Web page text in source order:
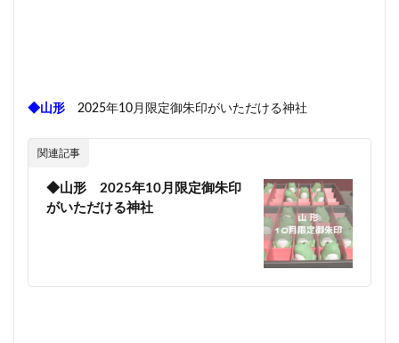
◆山形 2025年10月限定御朱印がいただける神社
関連記事
◆山形 2025年10月限定御朱印
がいただける神社